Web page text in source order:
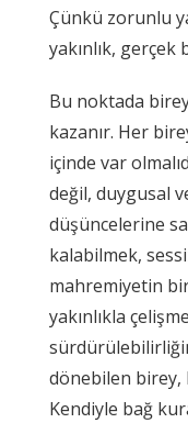
Çünkü zorunlu
yakınlık, gerçek
Bu noktada
kazanır. Her
içinde var
değil, duygusal
düşüncelerine
kalabilmek,
mahremiyetin
yakınlıkla
dönebilen birey,
Kendiyle bağ